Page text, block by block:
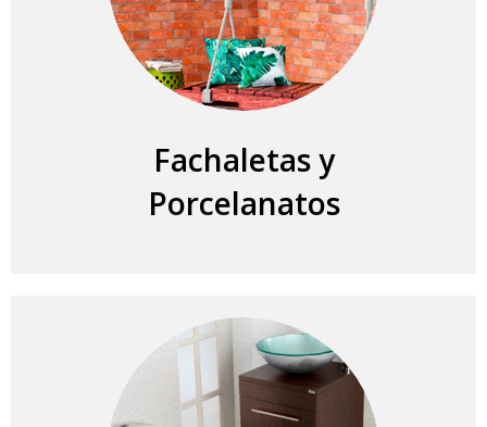
Fachaletas y
Porcelanatos